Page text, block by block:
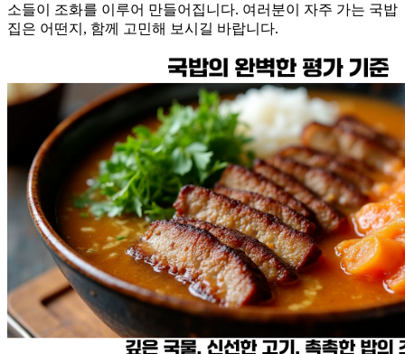
소들이 조화를 이루어 만들어집니다. 여러분이 자주 가는 국밥
집은 어떤지, 함께 고민해 보시길 바랍니다.